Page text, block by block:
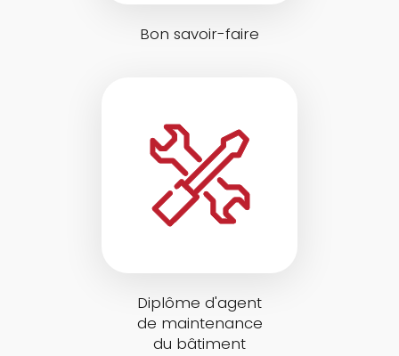
Bon savoir-faire
Diplôme d'agent
de maintenance
du bâtiment